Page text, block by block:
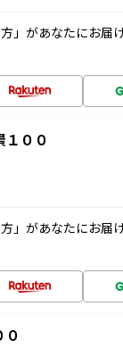
」があなたにお届
００
」があなたにお届